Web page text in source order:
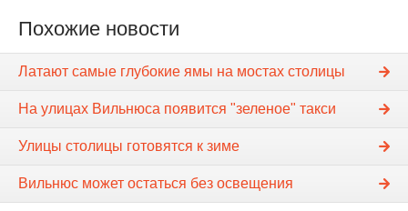
Похожие новости
Латают самые глубокие ямы на мостах столицы
На улицах Вильнюса появится "зеленое" такси
Улицы столицы готовятся к зиме
Вильнюс может остаться без освещения